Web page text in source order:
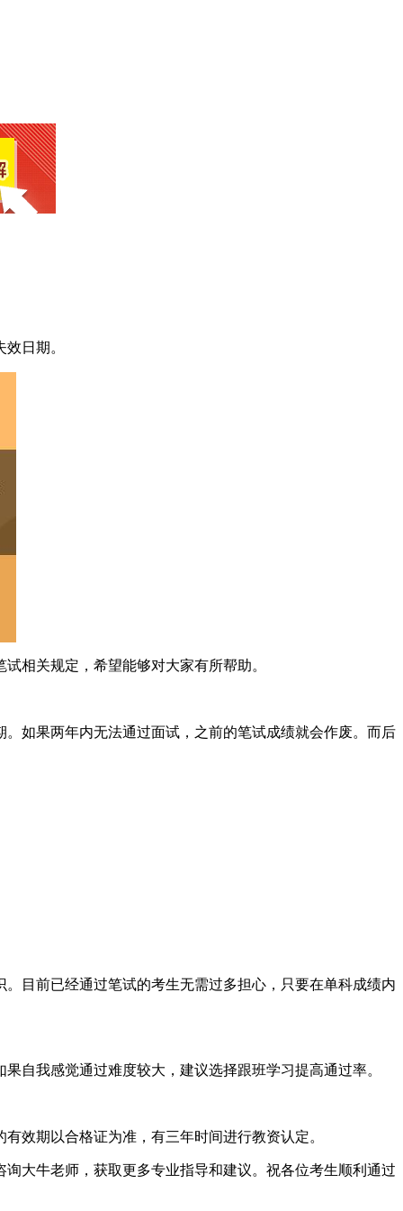
日期。
相关规定，希望能够对大家有所帮助。
如果两年内无法通过面试，之前的笔试成绩就会作废。而后
目前已经通过笔试的考生无需过多担心，只要在单科成绩内
自我感觉通过难度较大，建议选择跟班学习提高通过率。
效期以合格证为准，有三年时间进行教资认定。
大牛老师，获取更多专业指导和建议。祝各位考生顺利通过